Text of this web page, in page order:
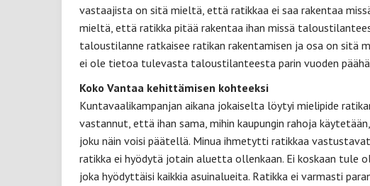
vastaajista on sitä mieltä, että ratikkaa ei saa rakentaa
mieltä, että ratikka pitää rakentaa ihan missä
taloustilanne ratkaisee ratikan rakentamisen ja osa on sitä
ei ole tietoa tulevasta taloustilanteesta parin vuoden
Koko Vantaa kehittämisen kohteeksi
Kuntavaalikampanjan aikana jokaiselta löytyi mielipide
vastannut, että ihan sama, mihin kaupungin rahoja
joku näin voisi päätellä. Minua ihmetytti ratikkaa
ratikka ei hyödytä jotain aluetta ollenkaan. Ei koskaan tule
joka hyödyttäisi kaikkia asuinalueita. Ratikka ei varmasti